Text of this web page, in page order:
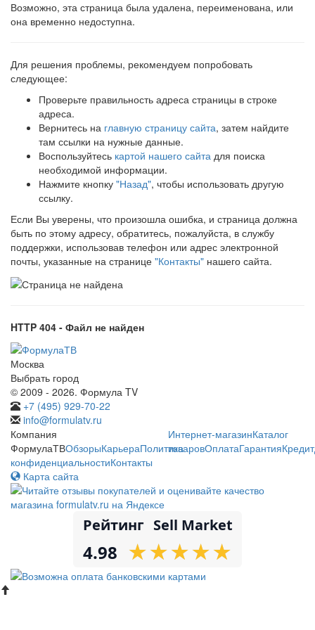
Возможно, эта страница была удалена, переименована, или
она временно недоступна.
Для решения проблемы, рекомендуем попробовать
следующее:
Проверьте правильность адреса страницы в строке
адреса.
Вернитесь на главную страницу сайта, затем найдите
там ссылки на нужные данные.
Воспользуйтесь картой нашего сайта для поиска
необходимой информации.
Нажмите кнопку "Назад", чтобы использовать другую
ссылку.
Если Вы уверены, что произошла ошибка, и страница должна
быть по этому адресу, обратитесь, пожалуйста, в службу
поддержки, использовав телефон или адрес электронной
почты, указанные на странице "Контакты" нашего сайта.
HTTP 404 - Файл не найден
Москва
Выбрать город
© 2009 - 2026. Формула TV
+7 (495) 929-70-22
info@formulatv.ru
Компания
ФормулаТВОбзорыКарьераПолитика
конфиденциальностиКонтакты
Интернет-магазинКаталог
товаровОплатаГарантияКредит
Карта сайта
Рейтинг Sell Market
4.98 ★
★★
★★
★★
★★
★